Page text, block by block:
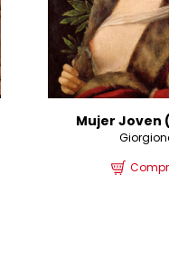
Mujer Joven